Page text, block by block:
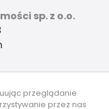
sp. z o.o.
przeglądanie
przez nas